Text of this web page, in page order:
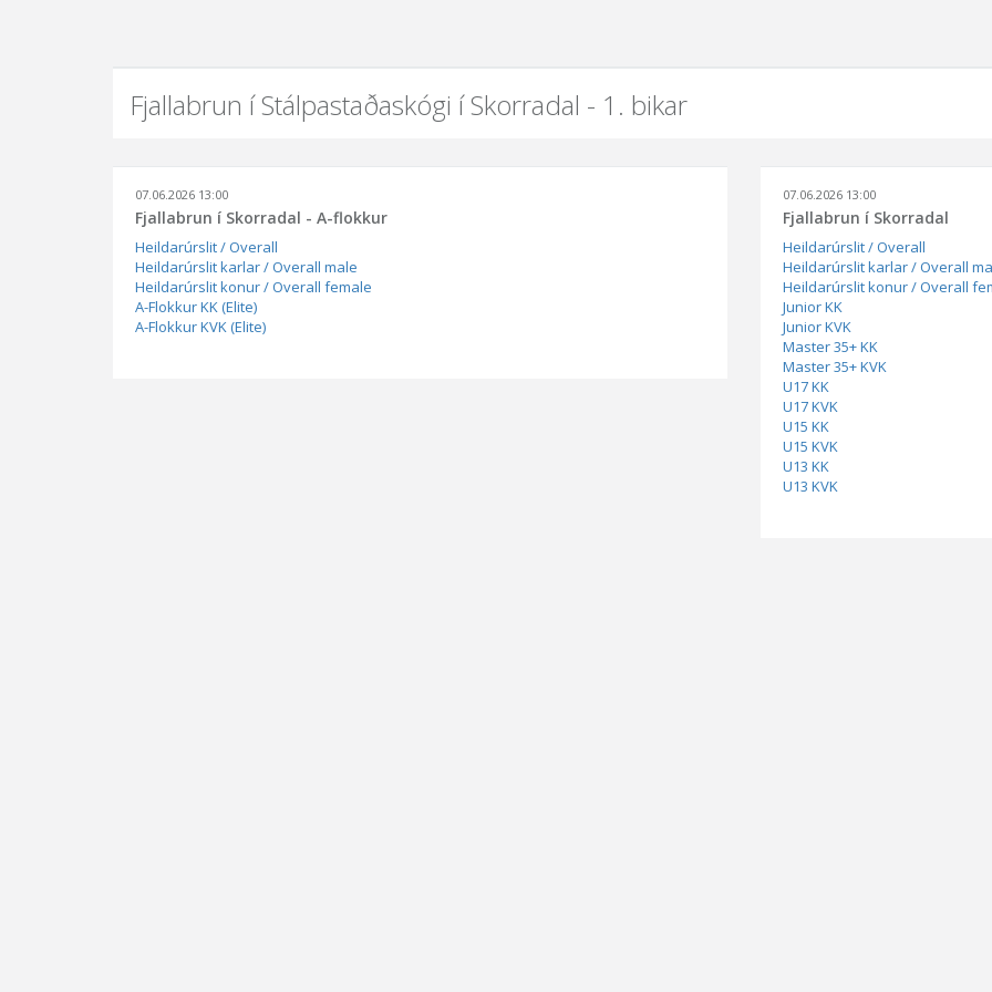
Fjallabrun í Stálpastaðaskógi í Skorradal - 1. bikar
07.06.2026 13:00
Fjallabrun í Skorradal - A-flokkur
Heildarúrslit / Overall
Heildarúrslit karlar / Overall male
Heildarúrslit konur / Overall female
A-Flokkur KK (Elite)
A-Flokkur KVK (Elite)
07.06.2026 13:00
Fjallabrun í Skorradal
Heildarúrslit / Overall
Heildarúrslit karlar / Overall
Heildarúrslit konur / Overall
Junior KK
Junior KVK
Master 35+ KK
Master 35+ KVK
U17 KK
U17 KVK
U15 KK
U15 KVK
U13 KK
U13 KVK